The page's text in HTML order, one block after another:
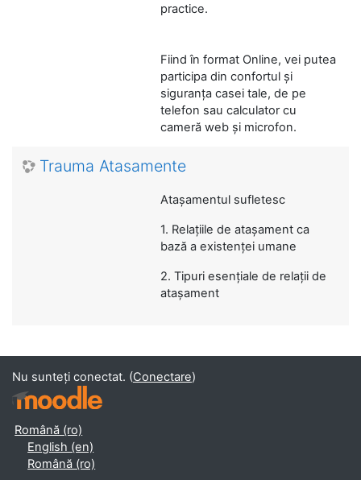
practice.
Fiind în format Online, vei putea
participa din confortul și
siguranța casei tale, de pe
telefon sau calculator cu
cameră web și microfon.
Trauma Atasamente
Atașamentul sufletesc
1. Relaţiile de atașament ca
bază a existenţei umane
2. Tipuri esenţiale de relaţii de
atașament
Nu sunteți conectat. (Conectare)
Română ‎(ro)‎
English ‎(en)‎
Română ‎(ro)‎